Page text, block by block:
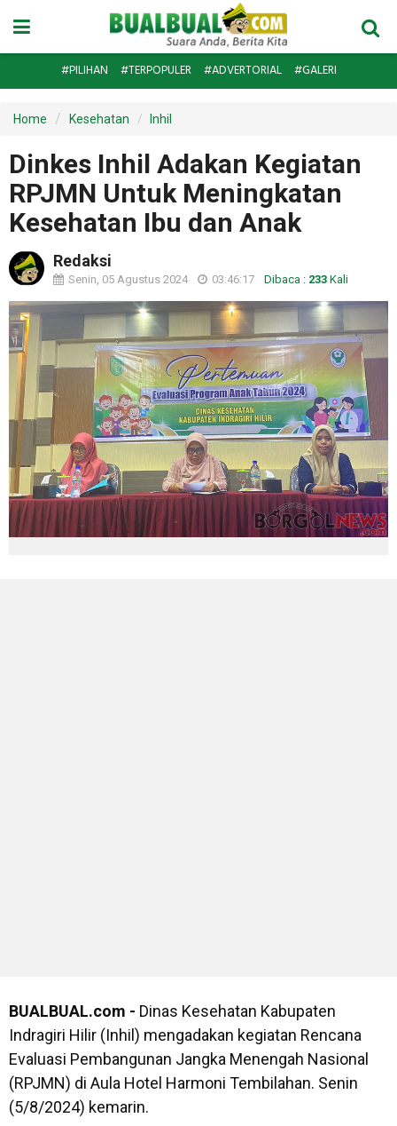
#PILIHAN #TERPOPULER #ADVERTORIAL #GALERI
Home Kesehatan Inhil
Dinkes Inhil Adakan Kegiatan
RPJMN Untuk Meningkatan
Kesehatan Ibu dan Anak
Redaksi
Senin, 05 Agustus 2024 03:46:17 Dibaca : 233 Kali
BUALBUAL.com - Dinas Kesehatan Kabupaten
Indragiri Hilir (Inhil) mengadakan kegiatan Rencana
Evaluasi Pembangunan Jangka Menengah Nasional
(RPJMN) di Aula Hotel Harmoni Tembilahan. Senin
(5/8/2024) kemarin.